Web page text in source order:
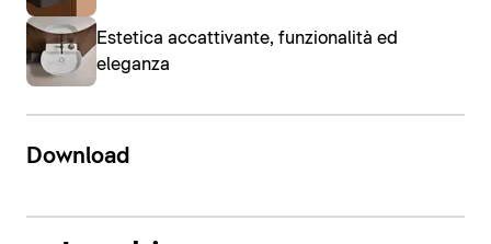
Estetica accattivante, funzionalità ed
eleganza
Download